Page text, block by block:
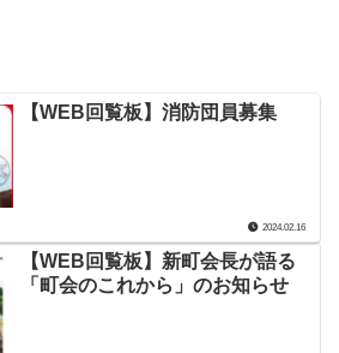
【WEB回覧板】消防団員募集
2024.02.16
【WEB回覧板】新町会長が語る
「町会のこれから」のお知らせ